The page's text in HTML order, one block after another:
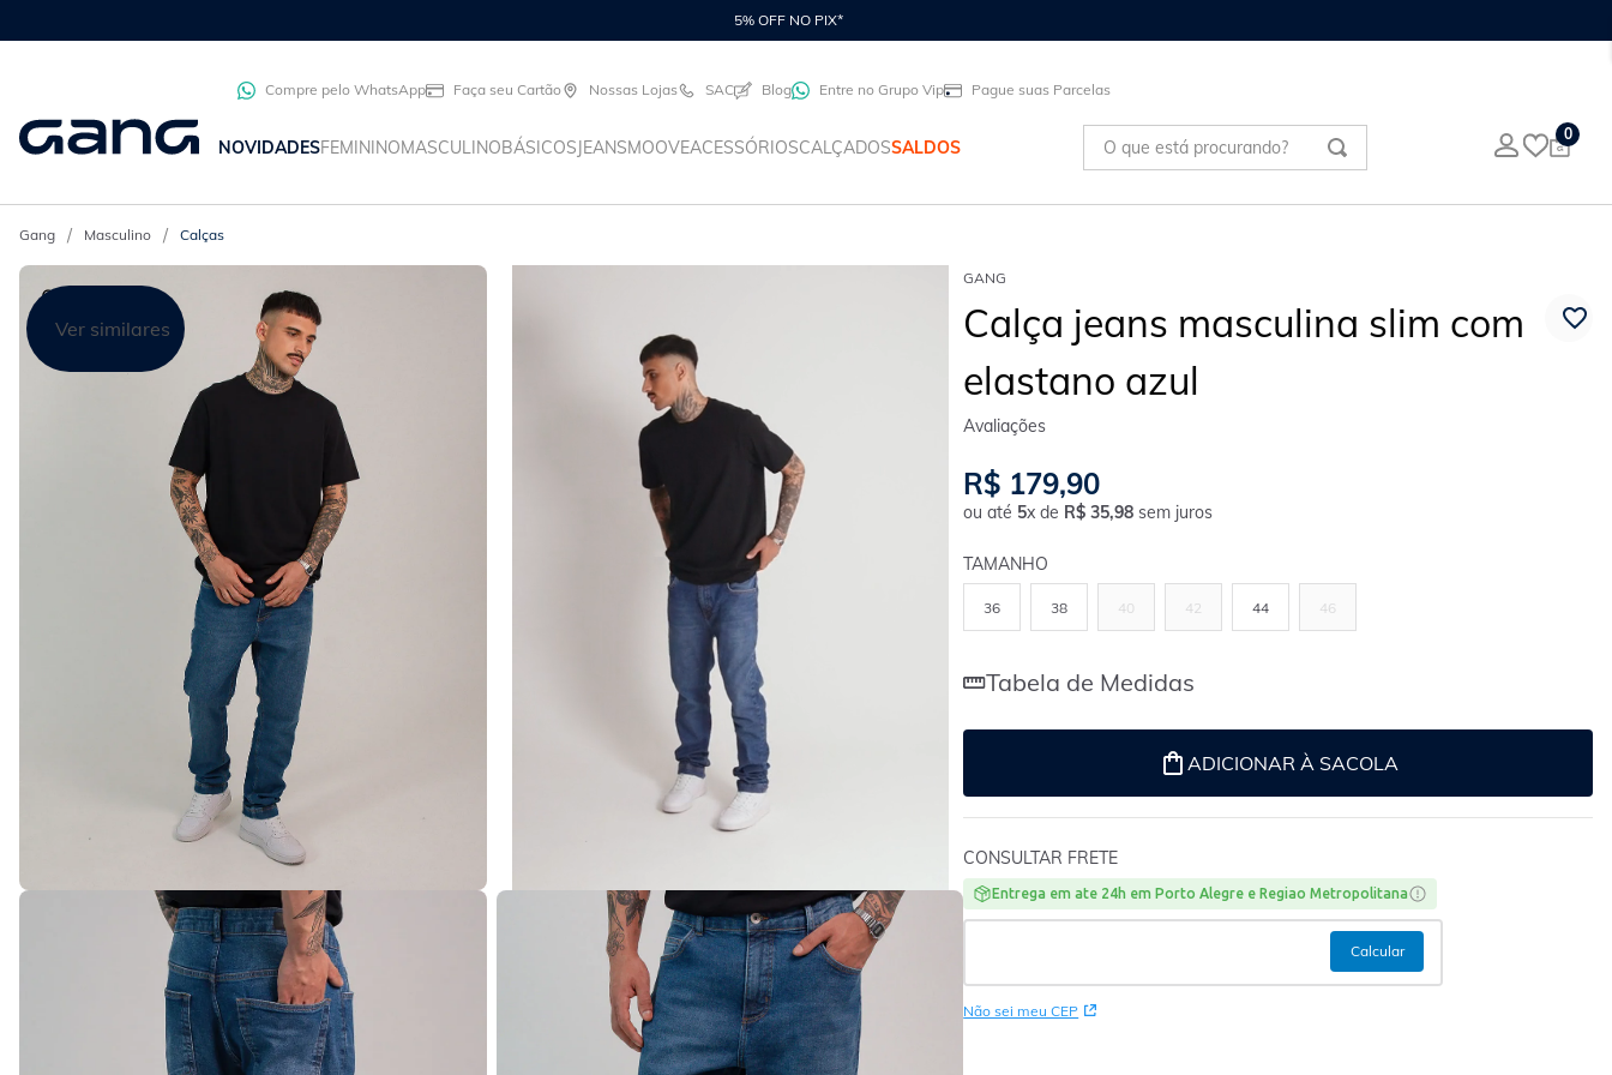
5% OFF NO PIX*
Compre pelo WhatsApp Faça seu Cartão Nossas Lojas SAC Blog Entre no Grupo Vip Pague suas Parcelas
NOVIDADESFEMININOMASCULINOBÁSICOSJEANSMOOVEACESSÓRIOSCALÇADOSSALDOS
O que está procurando? 0
Masculino Calças
Ver similares
GANG
Calça jeans masculina slim com
elastano azul
R$ 179,90
ou até 5x de R$ 35,98 sem juros
TAMANHO
36 38 40 42 44 46
Tabela de Medidas
ADICIONAR À SACOLA
CONSULTAR FRETE
Entrega em ate 24h em Porto Alegre e Regiao Metropolitana
Não sei meu CEP